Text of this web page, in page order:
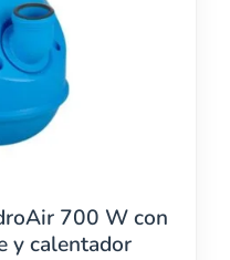
W con
y calentador